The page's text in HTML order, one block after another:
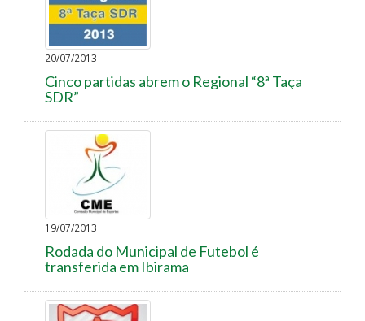
20/07/2013
Cinco partidas abrem o Regional “8ª Taça
SDR”
19/07/2013
Rodada do Municipal de Futebol é
transferida em Ibirama